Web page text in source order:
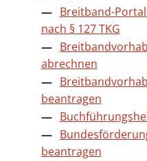
Breitband-
nach § 127 TKG
abrechnen
beantragen
beantragen